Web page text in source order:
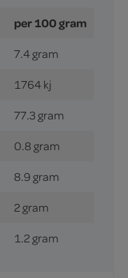
per 100 gram
7.4 gram
1764 kj
77.3 gram
0.8 gram
8.9 gram
2 gram
1.2 gram